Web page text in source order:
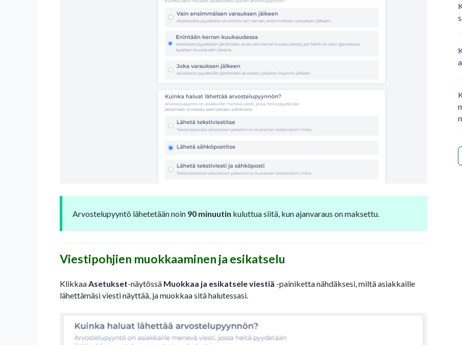
Arvostelupyyntö lähetetään noin 90 minuutin kuluttua siitä, kun ajanvaraus on maksettu.
Viestipohjien muokkaaminen ja esikatselu
KlikkaaAsetukset-näytössä Muokkaa ja esikatsele viestiä -painiketta nähdäksesi, miltä asiakkaille
lähettämäsi viesti näyttää, ja muokkaa sitä halutessasi.